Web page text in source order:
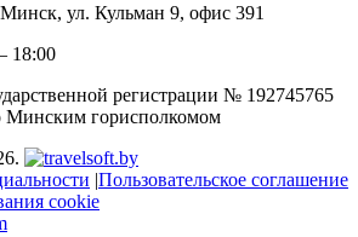
ул. Кульман 9, офис 391
18:00
регистрации № 192745765
Минским горисполкомом
|Пользовательское соглашение
cookie